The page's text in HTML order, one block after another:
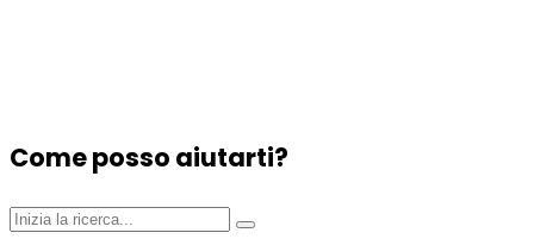
Come posso aiutarti?